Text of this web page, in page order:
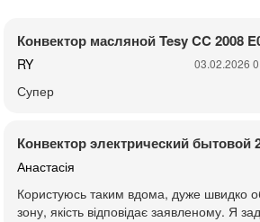
Конвектор масляной Tesy CC 2008
RY 03.02.2026
Супер
Конвектор электрический бытовой
Анастасія
Користуюсь таким вдома, дуже швидко
зону, якість відповідає заявленому. Я